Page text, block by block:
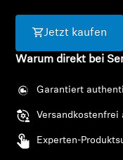
Über uns
Innovationen
Soundspace
Support
Jetzt kaufen
Warum direkt bei
Garantiert
Versandkostenfrei
Experten-